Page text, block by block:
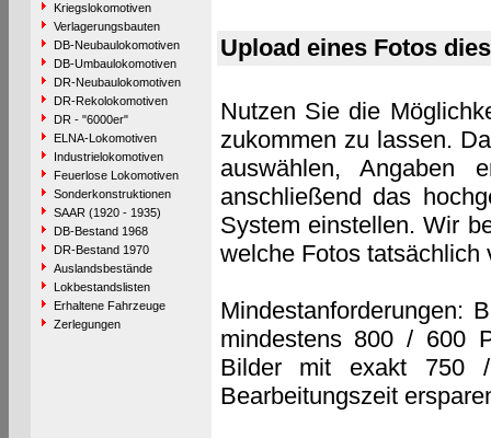
Kriegslokomotiven
Verlagerungsbauten
DB-Neubaulokomotiven
DB-Umbaulokomotiven
DR-Neubaulokomotiven
DR-Rekolokomotiven
DR - "6000er"
ELNA-Lokomotiven
Industrielokomotiven
Feuerlose Lokomotiven
Sonderkonstruktionen
SAAR (1920 - 1935)
DB-Bestand 1968
DR-Bestand 1970
Auslandsbestände
Lokbestandslisten
Erhaltene Fahrzeuge
Zerlegungen
Upload eines Fotos
Nutzen Sie die
zukommen zu lassen.
auswählen, Angaben
anschließend das
System einstellen. Wir
welche Fotos tatsächlich
Mindestanforderungen:
mindestens 800 / 600
Bilder mit exakt 750
Bearbeitungszeit